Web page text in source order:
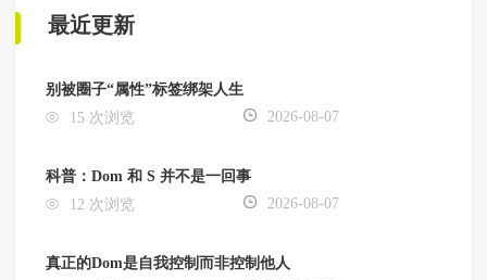
最近更新
别被圈子“属性”标签绑架人生
15 次浏览
2026-08-07
科普：Dom 和 S 并不是一回事
12 次浏览
2026-08-07
真正的Dom是自我控制而非控制他人